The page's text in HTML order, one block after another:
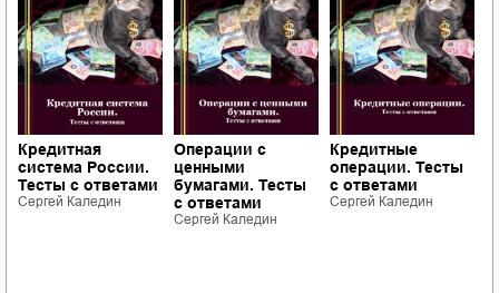
Кредитная
система России.
Тесты с ответами
Сергей Каледин
Операции с
ценными
бумагами. Тесты
с ответами
Сергей Каледин
Кредитные
операции. Тесты
с ответами
Сергей Каледин